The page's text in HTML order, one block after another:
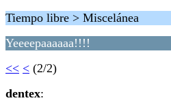
Tiempo libre > Miscelánea
Yeeeepaaaaaa!!!!
<< < (2/2)
dentex: